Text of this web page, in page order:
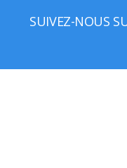
SUIVEZ-NOUS